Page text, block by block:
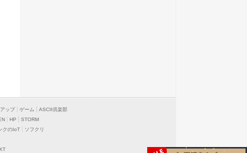
ップ ゲーム
ASCII倶楽部
HP
STORM
クのIoT
ソフクリ